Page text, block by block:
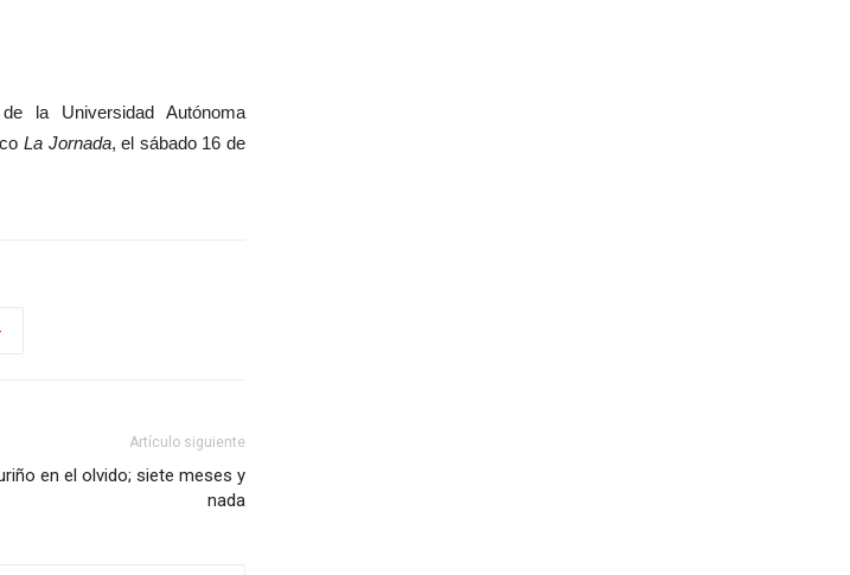
la Universidad Autónoma
La Jornada, el sábado 16 de
Artículo siguiente
en el olvido; siete meses y
nada